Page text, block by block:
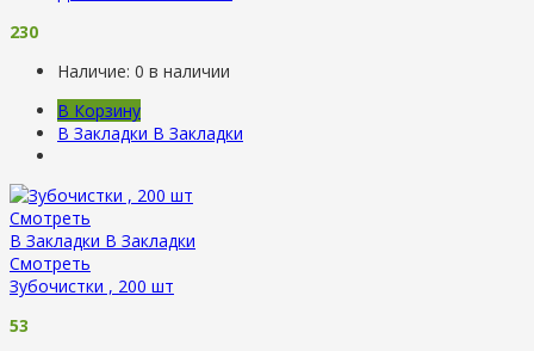
230
Наличие: 0 в наличии
В Корзину
В Закладки В Закладки
Смотреть
В Закладки В Закладки
Смотреть
Зубочистки , 200 шт
53